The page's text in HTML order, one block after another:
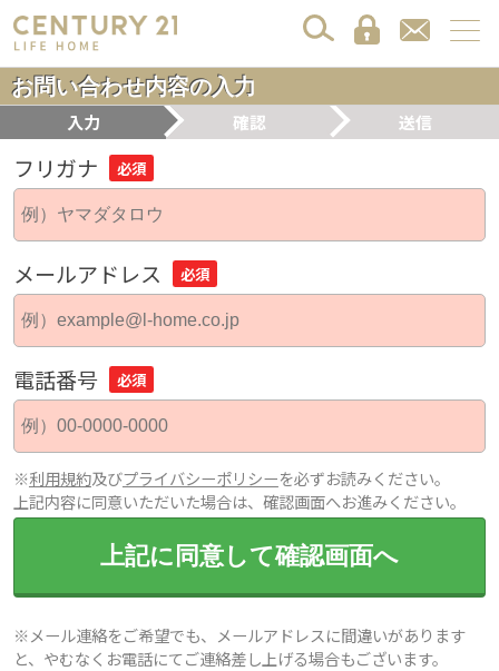
お問い合わせ内容の入力
入力 確認 送信
フリガナ 必須
メールアドレス 必須
電話番号 必須
※利用規約及びプライバシーポリシーを必ずお読みください。
上記内容に同意いただいた場合は、確認画面へお進みください。
上記に同意して確認画面へ
※メール連絡をご希望でも、メールアドレスに間違いがあります
と、やむなくお電話にてご連絡差し上げる場合もございます。